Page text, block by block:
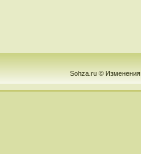
Sohza.ru © Изменения